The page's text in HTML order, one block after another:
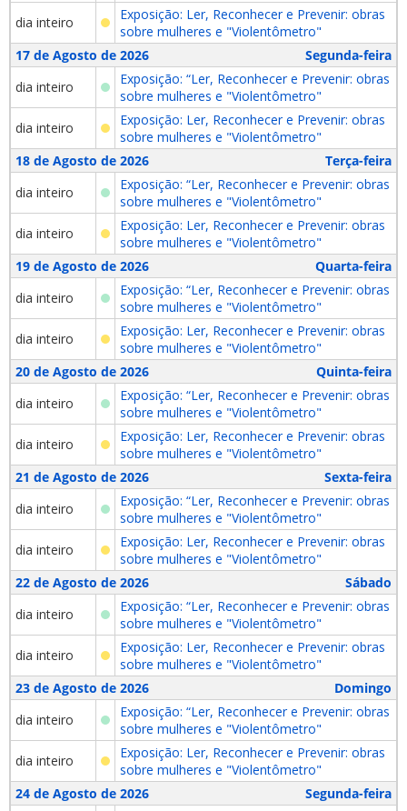
dia inteiro
Exposição: Ler, Reconhecer e Prevenir: obras
sobre mulheres e "Violentômetro"
17 de Agosto de 2026
Segunda-feira
dia inteiro
Exposição: “Ler, Reconhecer e Prevenir: obras
sobre mulheres e "Violentômetro"
dia inteiro
Exposição: Ler, Reconhecer e Prevenir: obras
sobre mulheres e "Violentômetro"
18 de Agosto de 2026
Terça-feira
dia inteiro
Exposição: “Ler, Reconhecer e Prevenir: obras
sobre mulheres e "Violentômetro"
dia inteiro
Exposição: Ler, Reconhecer e Prevenir: obras
sobre mulheres e "Violentômetro"
19 de Agosto de 2026
Quarta-feira
dia inteiro
Exposição: “Ler, Reconhecer e Prevenir: obras
sobre mulheres e "Violentômetro"
dia inteiro
Exposição: Ler, Reconhecer e Prevenir: obras
sobre mulheres e "Violentômetro"
20 de Agosto de 2026
Quinta-feira
dia inteiro
Exposição: “Ler, Reconhecer e Prevenir: obras
sobre mulheres e "Violentômetro"
dia inteiro
Exposição: Ler, Reconhecer e Prevenir: obras
sobre mulheres e "Violentômetro"
21 de Agosto de 2026
Sexta-feira
dia inteiro
Exposição: “Ler, Reconhecer e Prevenir: obras
sobre mulheres e "Violentômetro"
dia inteiro
Exposição: Ler, Reconhecer e Prevenir: obras
sobre mulheres e "Violentômetro"
22 de Agosto de 2026
Sábado
dia inteiro
Exposição: “Ler, Reconhecer e Prevenir: obras
sobre mulheres e "Violentômetro"
dia inteiro
Exposição: Ler, Reconhecer e Prevenir: obras
sobre mulheres e "Violentômetro"
23 de Agosto de 2026
Domingo
dia inteiro
Exposição: “Ler, Reconhecer e Prevenir: obras
sobre mulheres e "Violentômetro"
dia inteiro
Exposição: Ler, Reconhecer e Prevenir: obras
sobre mulheres e "Violentômetro"
24 de Agosto de 2026
Segunda-feira